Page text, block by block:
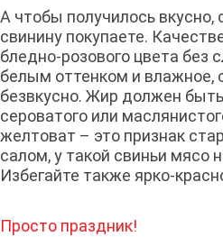
А чтобы получилось вкусно,
свинину покупаете.
бледно-розового цвета без
белым оттенком и влажное,
безвкусно. Жир должен
сероватого или
желтоват – это признак
салом, у такой свиньи мясо
Избегайте также ярко-
Просто праздник!